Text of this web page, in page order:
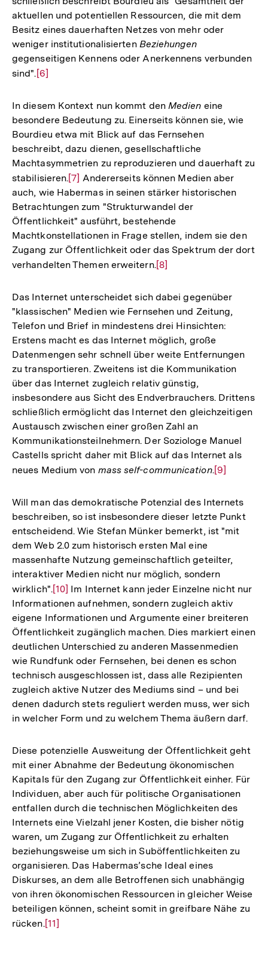
der
Fußnote
aktuellen und potentiellen Ressourcen, die mit dem
Besitz eines dauerhaften Netzes von mehr oder
weniger institutionalisierten Beziehungen
gegenseitigen Kennens oder Anerkennens verbunden
sind". Zur
der
Fußnote
[6]
In diesem Kontext nun kommt den Medien eine
besondere Bedeutung zu. Einerseits können sie, wie
Bourdieu etwa mit Blick auf das Fernsehen
beschreibt, dazu dienen, gesellschaftliche
Machtasymmetrien zu reproduzieren und dauerhaft zu
stabilisieren.Zur
Auflösung
der
Fußnote
[7] Andererseits können Medien aber
auch, wie Habermas in seinen stärker historischen
Betrachtungen zum "Strukturwandel der
Öffentlichkeit" ausführt, bestehende
Machtkonstellationen in Frage stellen, indem sie den
Zugang zur Öffentlichkeit oder das Spektrum der dort
verhandelten Themen erweitern.Zur
der
Fußnote
[8]
Das Internet unterscheidet sich dabei gegenüber
"klassischen" Medien wie Fernsehen und Zeitung,
Telefon und Brief in mindestens drei Hinsichten:
Erstens macht es das Internet möglich, große
Datenmengen sehr schnell über weite Entfernungen
zu transportieren. Zweitens ist die Kommunikation
über das Internet zugleich relativ günstig,
insbesondere aus Sicht des Endverbrauchers. Drittens
schließlich ermöglicht das Internet den gleichzeitigen
Austausch zwischen einer großen Zahl an
Kommunikationsteilnehmern. Der Soziologe Manuel
Castells spricht daher mit Blick auf das Internet als
neues Medium von mass self-communication.Zur
der
Fußnote
[9]
Will man das demokratische Potenzial des Internets
beschreiben, so ist insbesondere dieser letzte Punkt
entscheidend. Wie Stefan Münker bemerkt, ist "mit
dem Web 2.0 zum historisch ersten Mal eine
massenhafte Nutzung gemeinschaftlich geteilter,
interaktiver Medien nicht nur möglich, sondern
wirklich".Zur
Auflösung
der
Fußnote
[10] Im Internet kann jeder Einzelne nicht nur
Informationen aufnehmen, sondern zugleich aktiv
eigene Informationen und Argumente einer breiteren
Öffentlichkeit zugänglich machen. Dies markiert einen
deutlichen Unterschied zu anderen Massenmedien
wie Rundfunk oder Fernsehen, bei denen es schon
technisch ausgeschlossen ist, dass alle Rezipienten
zugleich aktive Nutzer des Mediums sind – und bei
denen dadurch stets reguliert werden muss, wer sich
in welcher Form und zu welchem Thema äußern darf.
Diese potenzielle Ausweitung der Öffentlichkeit geht
mit einer Abnahme der Bedeutung ökonomischen
Kapitals für den Zugang zur Öffentlichkeit einher. Für
Individuen, aber auch für politische Organisationen
entfallen durch die technischen Möglichkeiten des
Internets eine Vielzahl jener Kosten, die bisher nötig
waren, um Zugang zur Öffentlichkeit zu erhalten
beziehungsweise um sich in Suböffentlichkeiten zu
organisieren. Das Habermas’sche Ideal eines
Diskurses, an dem alle Betroffenen sich unabhängig
von ihren ökonomischen Ressourcen in gleicher Weise
beteiligen können, scheint somit in greifbare Nähe zu
rücken.Zur
[11]